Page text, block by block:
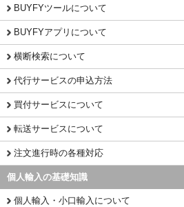
BUYFYツールについて
BUYFYアプリについて
横断検索について
代行サービスの申込方法
買付サービスについて
転送サービスについて
注文進行時の各種対応
個人輸入の基礎知識
個人輸入・小口輸入について